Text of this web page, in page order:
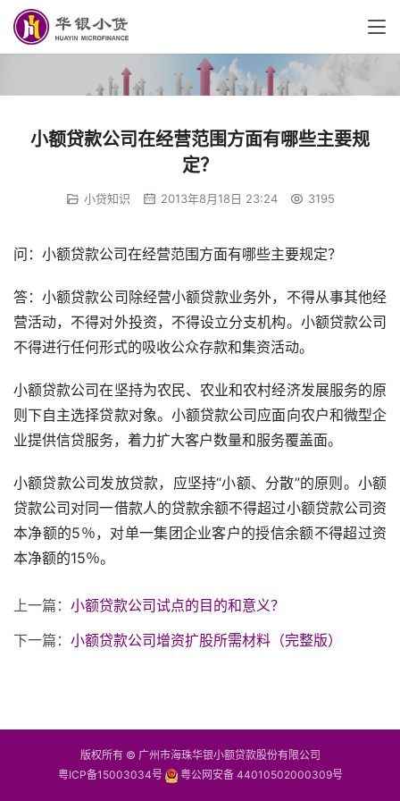
小额贷款公司在经营范围方面有哪些主要规
定？
小贷知识 2013年8月18日 23:24 3195
问：小额贷款公司在经营范围方面有哪些主要规定？
答：小额贷款公司除经营小额贷款业务外，不得从事其他经
营活动，不得对外投资，不得设立分支机构。小额贷款公司
不得进行任何形式的吸收公众存款和集资活动。
小额贷款公司在坚持为农民、农业和农村经济发展服务的原
则下自主选择贷款对象。小额贷款公司应面向农户和微型企
业提供信贷服务，着力扩大客户数量和服务覆盖面。
小额贷款公司发放贷款，应坚持“小额、分散”的原则。小额
贷款公司对同一借款人的贷款余额不得超过小额贷款公司资
本净额的5％，对单一集团企业客户的授信余额不得超过资
本净额的15％。
上一篇： 小额贷款公司试点的目的和意义？
下一篇： 小额贷款公司增资扩股所需材料（完整版）
版权所有 © 广州市海珠华银小额贷款股份有限公司
粤ICP备15003034号
粤公网安备 44010502000309号